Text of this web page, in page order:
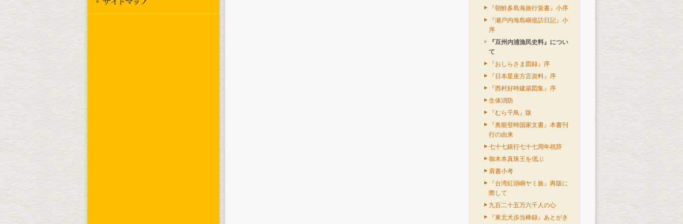
『朝鮮多島海旅行覚書』小序
『瀬戸内海島嶼巡訪日記』小
序
『豆州内浦漁民史料』につい
て
『おしらさま図録』序
『日本星座方言資料』序
『西村好時建築図集』序
生体消防
『むら千鳥』跋
『奥能登時国家文書』本書刊
行の由来
七十七銀行七十七周年祝辞
御木本真珠王を偲ぶ
肩書小考
『台湾紅頭嶼ヤミ族』再版に
際して
九百二十五万六千人の心
『東北犬歩当棒録』あとがき